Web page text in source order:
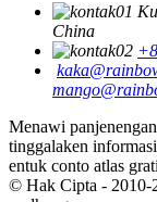
China
Menawi
tinggalaken
entuk conto atlas
© Hak Cipta - 2010-